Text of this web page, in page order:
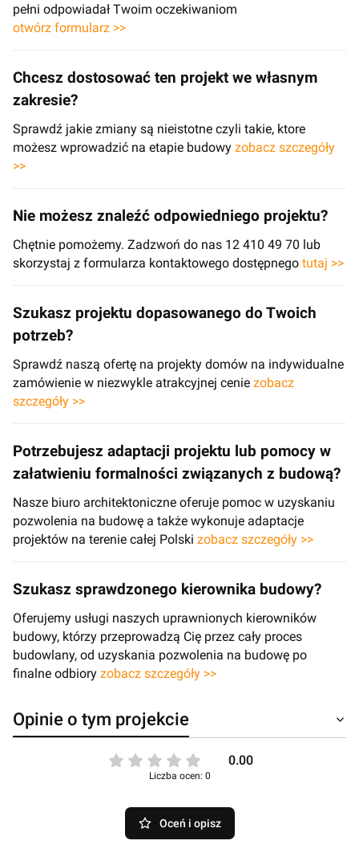
pełni odpowiadał Twoim oczekiwaniom
otwórz formularz >>
Chcesz dostosować ten projekt we własnym
zakresie?
Sprawdź jakie zmiany są nieistotne czyli takie, ktore
możesz wprowadzić na etapie budowy zobacz szczegóły
>>
Nie możesz znaleźć odpowiedniego projektu?
Chętnie pomożemy. Zadzwoń do nas 12 410 49 70 lub
skorzystaj z formularza kontaktowego dostępnego tutaj >>
Szukasz projektu dopasowanego do Twoich
potrzeb?
Sprawdź naszą ofertę na projekty domów na indywidualne
zamówienie w niezwykle atrakcyjnej cenie zobacz
szczegóły >>
Potrzebujesz adaptacji projektu lub pomocy w
załatwieniu formalności związanych z budową?
Nasze biuro architektoniczne oferuje pomoc w uzyskaniu
pozwolenia na budowę a także wykonuje adaptacje
projektów na terenie całej Polski zobacz szczegóły >>
Szukasz sprawdzonego kierownika budowy?
Oferujemy usługi naszych uprawnionych kierowników
budowy, którzy przeprowadzą Cię przez cały proces
budowlany, od uzyskania pozwolenia na budowę po
finalne odbiory zobacz szczegóły >>
Opinie o tym projekcie
0.00
Liczba ocen: 0
Oceń i opisz